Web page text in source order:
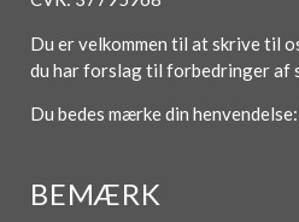
Du er velkommen til at skrive til
du har forslag til forbedringer af
Du bedes mærke din
BEMÆRK